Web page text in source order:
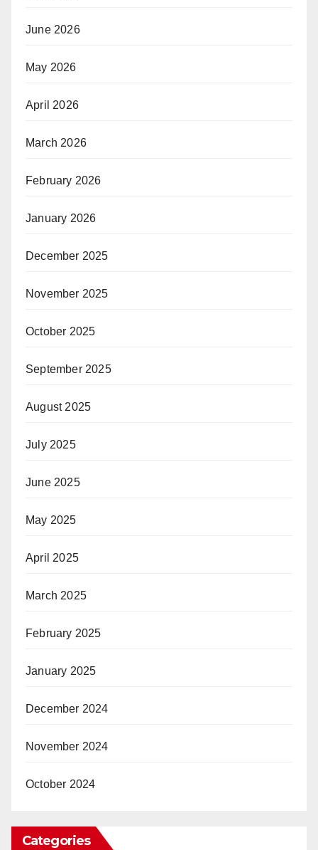
June 2026
May 2026
April 2026
March 2026
February 2026
January 2026
December 2025
November 2025
October 2025
September 2025
August 2025
July 2025
June 2025
May 2025
April 2025
March 2025
February 2025
January 2025
December 2024
November 2024
October 2024
Categories